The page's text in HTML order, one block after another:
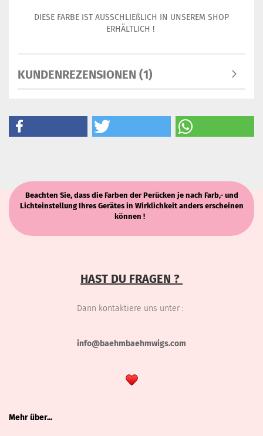
DIESE FARBE IST AUSSCHLIEßLICH IN UNSEREM SHOP
ERHÄLTLICH !
KUNDENREZENSIONEN (1)
Beachten Sie, dass die Farben der Perücken je nach Farb,- und
Lichteinstellung Ihres Gerätes in Wirklichkeit anders erscheinen
können !
HAST DU FRAGEN ?
Dann kontaktiere uns unter :
info@baehmbaehmwigs.com
Mehr über...